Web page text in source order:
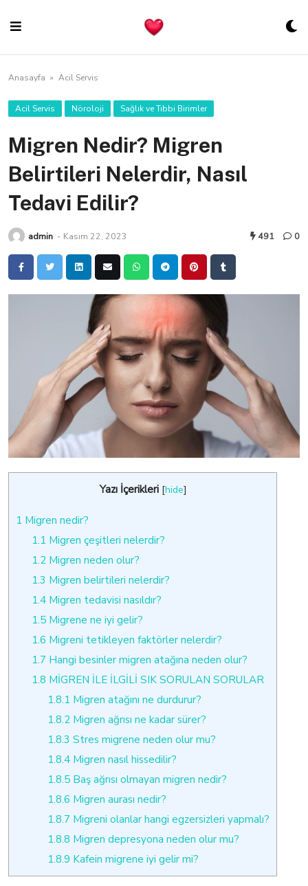
content
Anasayfa » Acil Servis
Acil Servis Nöroloji Sağlık ve Tıbbi Birimler
Migren Nedir? Migren
Belirtileri Nelerdir, Nasıl
Tedavi Edilir?
admin - Kasım 22, 2023 491 0
Yazı İçerikleri [hide]
1 Migren nedir?
1.1 Migren çeşitleri nelerdir?
1.2Migren neden olur?
1.3 Migren belirtileri nelerdir?
1.4Migren tedavisi nasıldır?
1.5Migrene ne iyi gelir?
1.6 Migreni tetikleyen faktörler nelerdir?
1.7 Hangi besinler migren atağına neden olur?
1.8 MİGREN İLE İLGİLİ SIK SORULAN SORULAR
1.8.1 Migren atağını ne durdurur?
1.8.2Migren ağrısı ne kadar sürer?
1.8.3 Stres migrene neden olur mu?
1.8.4Migren nasıl hissedilir?
1.8.5Baş ağrısı olmayan migren nedir?
1.8.6 Migren aurası nedir?
1.8.7 Migreni olanlar hangi egzersizleri yapmalı?
1.8.8 Migren depresyona neden olur mu?
1.8.9 Kafein migrene iyi gelir mi?